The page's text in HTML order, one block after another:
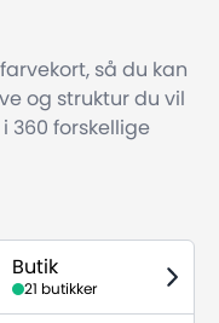
så du kan
og struktur du vil
360 forskellige
Butik
21 butikker